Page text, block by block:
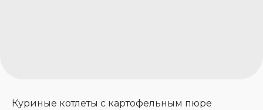
Куриные котлеты с картофельным пюре